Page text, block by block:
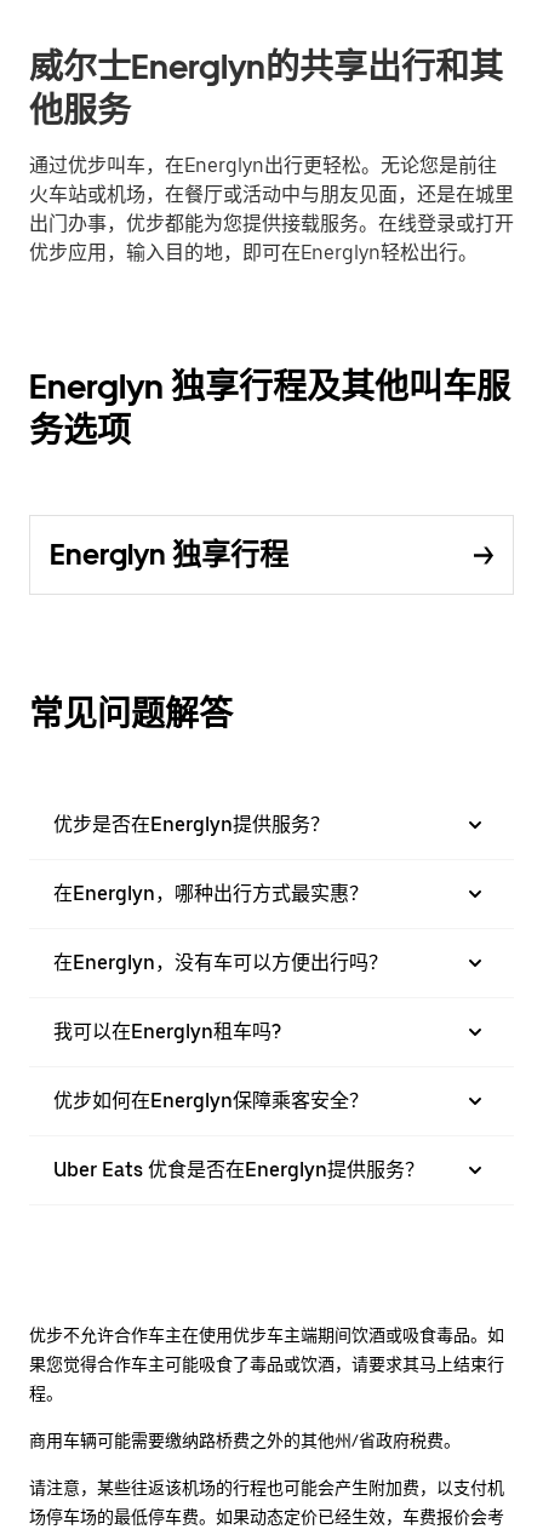
威尔士Energlyn的共享出行和其
他服务
通过优步叫车，在Energlyn出行更轻松。无论您是前往
火车站或机场，在餐厅或活动中与朋友见面，还是在城里
出门办事，优步都能为您提供接载服务。在线登录或打开
优步应用，输入目的地，即可在Energlyn轻松出行。
Energlyn 独享行程及其他叫车服
务选项
Energlyn 独享行程
常见问题解答
优步是否在Energlyn提供服务？
在Energlyn，哪种出行方式最实惠？
在Energlyn，没有车可以方便出行吗？
我可以在Energlyn租车吗?
优步如何在Energlyn保障乘客安全？
Uber Eats 优食是否在Energlyn提供服务？
优步不允许合作车主在使用优步车主端期间饮酒或吸食毒品。如
果您觉得合作车主可能吸食了毒品或饮酒，请要求其马上结束行
程。
商用车辆可能需要缴纳路桥费之外的其他州/省政府税费。
请注意，某些往返该机场的行程也可能会产生附加费，以支付机
场停车场的最低停车费。如果动态定价已经生效，车费报价会考